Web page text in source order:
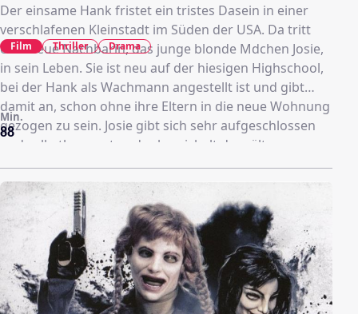
Der einsame Hank fristet ein tristes Dasein in einer
verschlafenen Kleinstadt im Süden der USA. Da tritt
eine neue Nachbarin, das junge blonde Mdchen Josie,
in sein Leben. Sie ist neu auf der hiesigen Highschool,
bei der Hank als Wachmann angestellt ist und gibt
damit an, schon ohne ihre Eltern in die neue Wohnung
gezogen zu sein. Josie gibt sich sehr aufgeschlossen
und selbstbewusst und schmeichelt dem älteren
Mann. So entwickelt sich zwischen den beiden eine
mehr als fragwürdige Beziehung. Doch Josie geht auch
mit ihrem Klassenkameraden Marcus ein Verhältnis
ein. Keiner der beiden Männer erkennt allerdings die
wahren Absichten der jungen Frau, in deren
Vergangenheit ein dunkles Geheimnis schlummert.
88
Min.
Film Thriller Drama